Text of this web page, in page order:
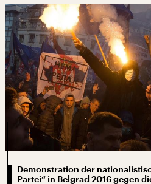
Demonstration der
Partei“ in Belgrad 2016 gegen